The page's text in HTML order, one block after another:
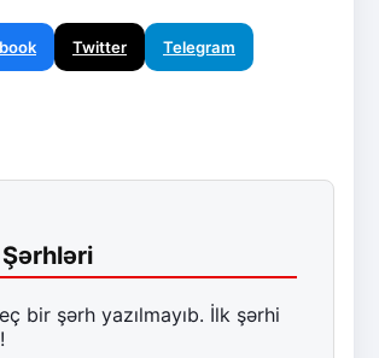
Twitter Telegram
bir şərh yazılmayıb. İlk şərhi